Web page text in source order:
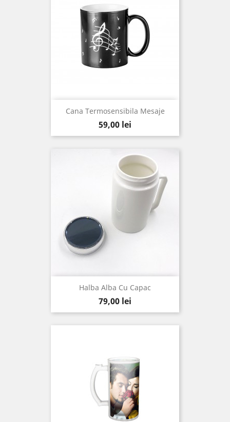
Cana Termosensibila Mesaje
Pret
59,00 lei
Halba Alba Cu Capac
Pret
79,00 lei